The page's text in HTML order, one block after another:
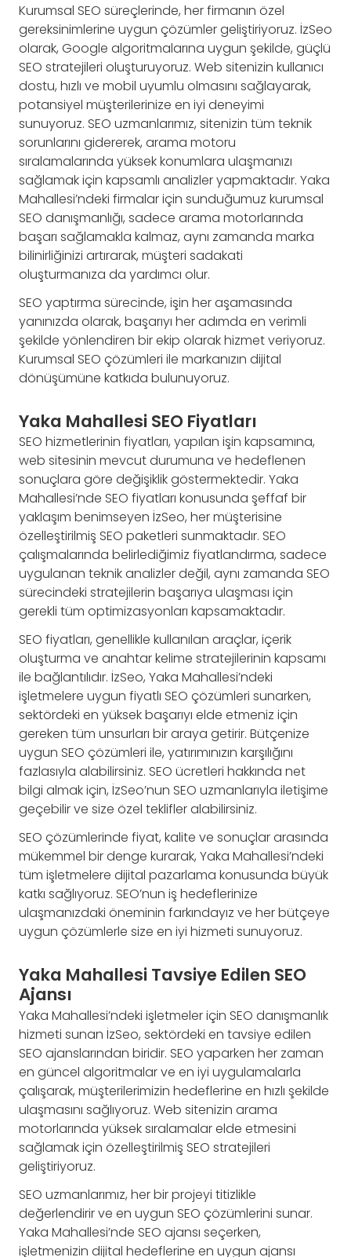
Kurumsal SEO süreçlerinde, her firmanın özel
gereksinimlerine uygun çözümler geliştiriyoruz. İzSeo
olarak, Google algoritmalarına uygun şekilde, güçlü
SEO stratejileri oluşturuyoruz. Web sitenizin kullanıcı
dostu, hızlı ve mobil uyumlu olmasını sağlayarak,
potansiyel müşterilerinize en iyi deneyimi
sunuyoruz. SEO uzmanlarımız, sitenizin tüm teknik
sorunlarını gidererek, arama motoru
sıralamalarında yüksek konumlara ulaşmanızı
sağlamak için kapsamlı analizler yapmaktadır. Yaka
Mahallesi’ndeki firmalar için sunduğumuz kurumsal
SEO danışmanlığı, sadece arama motorlarında
başarı sağlamakla kalmaz, aynı zamanda marka
bilinirliğinizi artırarak, müşteri sadakati
oluşturmanıza da yardımcı olur.
SEO yaptırma sürecinde, işin her aşamasında
yanınızda olarak, başarıyı her adımda en verimli
şekilde yönlendiren bir ekip olarak hizmet veriyoruz.
Kurumsal SEO çözümleri ile markanızın dijital
dönüşümüne katkıda bulunuyoruz.
Yaka Mahallesi SEO Fiyatları
SEO hizmetlerinin fiyatları, yapılan işin kapsamına,
web sitesinin mevcut durumuna ve hedeflenen
sonuçlara göre değişiklik göstermektedir. Yaka
Mahallesi’nde SEO fiyatları konusunda şeffaf bir
yaklaşım benimseyen İzSeo, her müşterisine
özelleştirilmiş SEO paketleri sunmaktadır. SEO
çalışmalarında belirlediğimiz fiyatlandırma, sadece
uygulanan teknik analizler değil, aynı zamanda SEO
sürecindeki stratejilerin başarıya ulaşması için
gerekli tüm optimizasyonları kapsamaktadır.
SEO fiyatları, genellikle kullanılan araçlar, içerik
oluşturma ve anahtar kelime stratejilerinin kapsamı
ile bağlantılıdır. İzSeo, Yaka Mahallesi’ndeki
işletmelere uygun fiyatlı SEO çözümleri sunarken,
sektördeki en yüksek başarıyı elde etmeniz için
gereken tüm unsurları bir araya getirir. Bütçenize
uygun SEO çözümleri ile, yatırımınızın karşılığını
fazlasıyla alabilirsiniz. SEO ücretleri hakkında net
bilgi almak için, İzSeo’nun SEO uzmanlarıyla iletişime
geçebilir ve size özel teklifler alabilirsiniz.
SEO çözümlerinde fiyat, kalite ve sonuçlar arasında
mükemmel bir denge kurarak, Yaka Mahallesi’ndeki
tüm işletmelere dijital pazarlama konusunda büyük
katkı sağlıyoruz. SEO’nun iş hedeflerinize
ulaşmanızdaki öneminin farkındayız ve her bütçeye
uygun çözümlerle size en iyi hizmeti sunuyoruz.
Yaka Mahallesi Tavsiye Edilen SEO
Ajansı
Yaka Mahallesi’ndeki işletmeler için SEO danışmanlık
hizmeti sunan İzSeo, sektördeki en tavsiye edilen
SEO ajanslarından biridir. SEO yaparken her zaman
en güncel algoritmalar ve en iyi uygulamalarla
çalışarak, müşterilerimizin hedeflerine en hızlı şekilde
ulaşmasını sağlıyoruz. Web sitenizin arama
motorlarında yüksek sıralamalar elde etmesini
sağlamak için özelleştirilmiş SEO stratejileri
geliştiriyoruz.
SEO uzmanlarımız, her bir projeyi titizlikle
değerlendirir ve en uygun SEO çözümlerini sunar.
Yaka Mahallesi’nde SEO ajansı seçerken,
işletmenizin dijital hedeflerine en uygun ajansı